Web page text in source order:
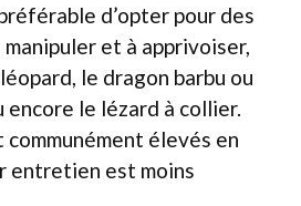
d’opter pour des
et à apprivoiser,
le dragon barbu ou
encore le lézard à collier.
communément élevés en
entretien est moins